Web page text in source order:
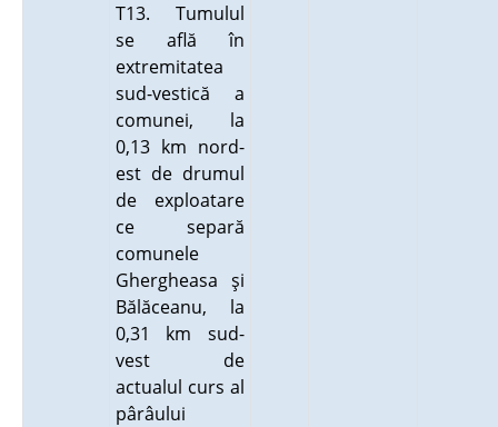
T13. Tumulul
se află în
extremitatea
sud-vestică a
comunei, la
0,13 km nord-
est de drumul
de exploatare
ce separă
comunele
Ghergheasa şi
Bălăceanu, la
0,31 km sud-
vest de
actualul curs al
pârâului